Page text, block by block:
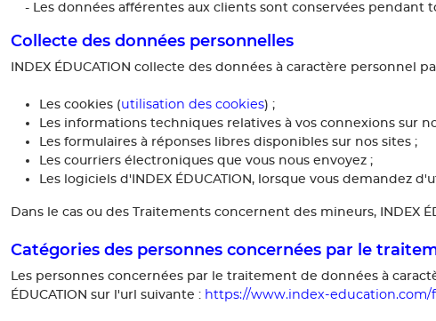
- Les données afférentes aux clients sont conservées pendant
Collecte des données personnelles
INDEX ÉDUCATION collecte des données à caractère personnel
Les cookies (utilisation des cookies) ;
Les informations techniques relatives à vos connexions sur
Les formulaires à réponses libres disponibles sur nos sites ;
Les courriers électroniques que vous nous envoyez ;
Les logiciels d'INDEX ÉDUCATION, lorsque vous demandez
Dans le cas ou des Traitements concernent des mineurs,
Catégories des personnes concernées par le
Les personnes concernées par le traitement de données à
ÉDUCATION sur l'url suivante : https://www.index-education.com/